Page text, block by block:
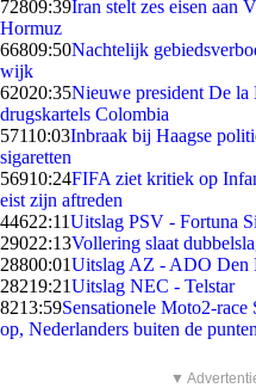
72809:39Iran stelt zes eisen aan
Hormuz
66809:50Nachtelijk
wijk
62020:35Nieuwe president De la
drugskartels Colombia
57110:03Inbraak bij Haagse
sigaretten
56910:24FIFA ziet kritiek op
eist zijn aftreden
44622:11Uitslag PSV - Fortuna
29022:13Vollering slaat
28800:01Uitslag AZ - ADO Den
28219:21Uitslag NEC - Telstar
8213:59Sensationele Moto2-
op, Nederlanders buiten de punten
▼